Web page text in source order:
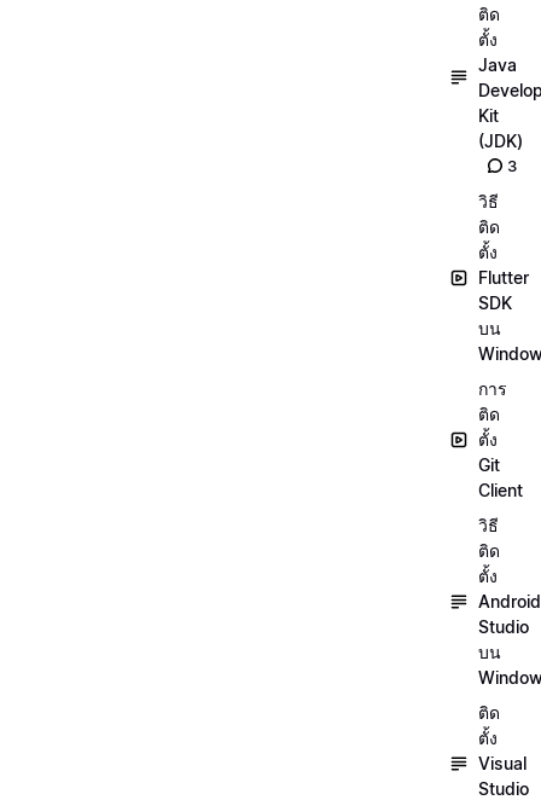
ติด
ตั้ง
Java
Kit
(JDK)
3
วิธี
ติด
ตั้ง
Flutter
SDK
บน
การ
ติด
ตั้ง
Git
Client
วิธี
ติด
ตั้ง
Android
Studio
บน
ติด
ตั้ง
Visual
Studio